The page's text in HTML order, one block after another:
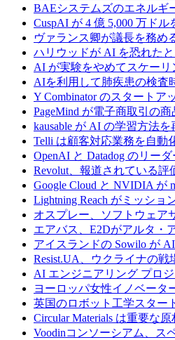
BAEシステムズのエネルギ
CuspAI が 4 億 5,000 万ド
ヴァランス卿が議長を務め
ハリウッドが AI を恐れた
AI が実験をやめてスケーリ
AIを利用して肺疾患の検査
Y Combinator のスタートア
PageMind が電子商取引の
kausable が AI の学習方法
Telli は顧客対応業務を自動
OpenAI と Datadog のリー
Revolut、報道されている
Google Cloud と NVIDIA が
Lightning Reach がミッシ
オスプレー、ソフトウェア
エアバス、E2Dがアルタ・
アイスランドの Sowilo が
Resist.UA、ウクライナの
AI エンジニアリング プロ
ヨーロッパ女性イノベータ
英国のロボット工学スター
Circular Materials は重要な
Voodinコンソーシアム、ス